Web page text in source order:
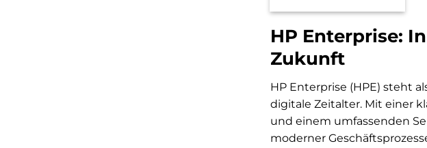
HP Enterprise:
Zukunft
HP Enterprise (HPE) steht
digitale Zeitalter. Mit einer
und einem umfassenden
moderner